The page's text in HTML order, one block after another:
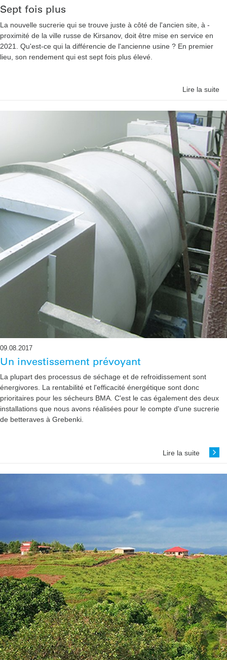
Sept fois plus
La nouvelle sucrerie qui se trouve juste à côté de l'ancien site, à ­
proximité de la ville russe de Kirsanov, doit être mise en service en
2021. Qu'est-ce qui la différencie de l'ancienne usine ? En premier
lieu, son rendement qui est sept fois plus élevé.
Lire la suite
09.08.2017
Un investissement prévoyant
La plupart des processus de séchage et de refroidissement sont
énergivores. La rentabilité et l'efficacité énergétique sont donc
prioritaires pour les sécheurs BMA. C'est le cas également des deux
installations que nous avons réalisées pour le compte d'une sucrerie
de betteraves à Grebenki.
Lire la suite